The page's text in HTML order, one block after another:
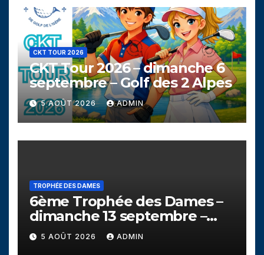
CKT TOUR 2026
CKT Tour 2026 – dimanche 6
septembre – Golf des 2 Alpes
5 AOÛT 2026 ADMIN
TROPHÉE DES DAMES
6ème Trophée des Dames –
dimanche 13 septembre –
Golf de Seyssins
5 AOÛT 2026 ADMIN